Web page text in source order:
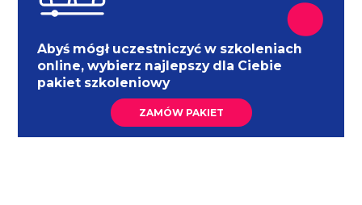
Abyś mógł uczestniczyć w szkoleniach
online, wybierz najlepszy dla Ciebie
pakiet szkoleniowy
ZAMÓW PAKIET